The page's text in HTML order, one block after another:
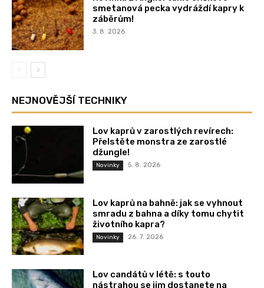
smetanová pecka vydráždí kapry k
záběrům!
3. 8. 2026
NEJNOVĚJŠÍ TECHNIKY
Lov kaprů v zarostlých revírech:
Přelstěte monstra ze zarostlé
džungle!
Novinky 5. 8. 2026
Lov kaprů na bahně: jak se vyhnout
smradu z bahna a díky tomu chytit
životního kapra?
Novinky 26. 7. 2026
Lov candátů v létě: s touto
nástrahou se jim dostanete na